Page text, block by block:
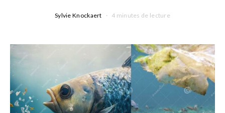
Sylvie Knockaert 4 minutes de lecture